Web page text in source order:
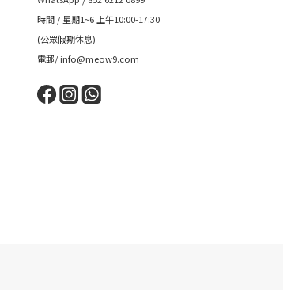
時間 / 星期1~6 上午10:00-17:30
(公眾假期休息)
電郵/ info@meow9.com